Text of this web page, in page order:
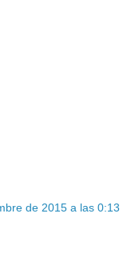
de 2015 a las 0:13